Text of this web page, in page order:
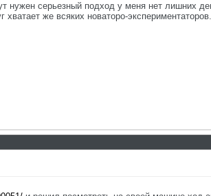
нужен серьезный подход у меня нет лишних
же всяких новаторо-экспериментаторов.